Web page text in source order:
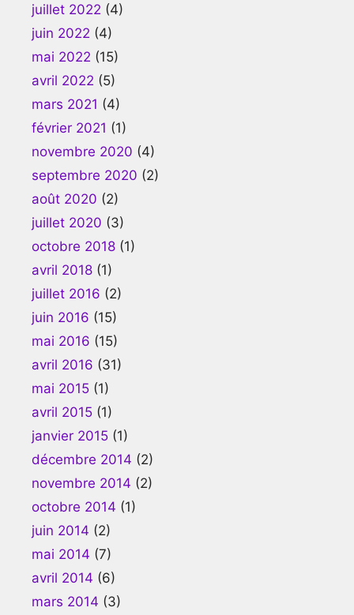
juillet 2022 (4)
juin 2022 (4)
mai 2022 (15)
avril 2022 (5)
mars 2021 (4)
février 2021 (1)
novembre 2020 (4)
septembre 2020 (2)
août 2020 (2)
juillet 2020 (3)
octobre 2018 (1)
avril 2018 (1)
juillet 2016 (2)
juin 2016 (15)
mai 2016 (15)
avril 2016 (31)
mai 2015 (1)
avril 2015 (1)
janvier 2015 (1)
décembre 2014 (2)
novembre 2014 (2)
octobre 2014 (1)
juin 2014 (2)
mai 2014 (7)
avril 2014 (6)
mars 2014 (3)